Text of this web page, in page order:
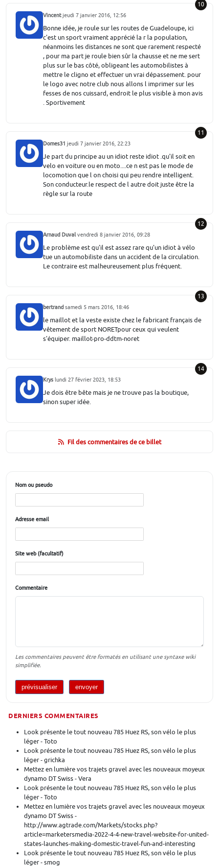
10
Vincentjeudi 7 janvier 2016, 12:56
Bonne idée, je roule sur les routes de Guadeloupe, ici
c'est un sport vraiment apprécié la r la population,
néanmoins les distances ne sont que rarement respecté
, pour ma part je roule bien sûr la chausse et ne me sert
plus sur le bas côté, obligeant les automobilistes à
mettre le cligno et effectuer un vrai dépassement. pour
le logo avec notre club nous allons l imprimer sur les
fesses de nos cuissard, endroit le plus visible à mon avis
. Sportivement
11
Domes31 jeudi 7 janvier 2016, 22:23
Je part du principe au un idiot reste idiot .qu'il soit en
velo en voiture ou en moto....ce n est pas le mode de
locomotion que l on choisi qui peu rendre intelligent.
Son conducteur.le respect de l autre doit juste être la
règle sur la route
12
Arnaud Duval vendredi 8 janvier 2016, 09:28
Le problème est qu'il est assez rare qu'un idiot à vélo
tue un automobiliste dans un accident de la circulation.
Le contraire est malheureusement plus fréquent.
13
bertrand samedi 5 mars 2016, 18:46
le maillot et la veste existe chez le fabricant français de
vêtement de sport NORETpour ceux qui veulent
s'équiper. maillot-pro-ddtm-noret
14
Krys lundi 27 février 2023, 18:53
Je dois être bête mais je ne trouve pas la boutique,
sinon super idée.
Fil des commentaires de ce billet
Nom ou pseudo
Adresse email
Site web (facultatif)
Commentaire
Les commentaires peuvent être formatés en utilisant une syntaxe wiki
simplifiée.
DERNIERS COMMENTAIRES
Look présente le tout nouveau 785 Huez RS, son vélo le plus
léger - Toto
Look présente le tout nouveau 785 Huez RS, son vélo le plus
léger - grichka
Mettez en lumière vos trajets gravel avec les nouveaux moyeux
dynamo DT Swiss - Vera
Look présente le tout nouveau 785 Huez RS, son vélo le plus
léger - Toto
Mettez en lumière vos trajets gravel avec les nouveaux moyeux
dynamo DT Swiss -
http://www.agtrade.com/Markets/stocks.php?
article=marketersmedia-2022-4-4-new-travel-website-for-united-
states-launches-making-domestic-travel-fun-and-interesting
Look présente le tout nouveau 785 Huez RS, son vélo le plus
léger - smog